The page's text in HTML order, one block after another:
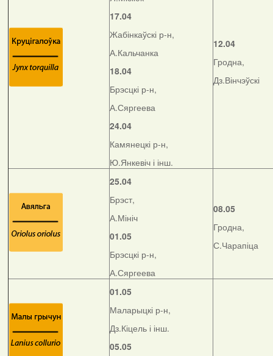
17.04
Жабінкаўскі р-н,
А.Кальчанка
18.04
Брэсцкі р-н,
А.Сяргеева
24.04
Камянецкі р-н,
Ю.Янкевіч і інш.
12.04
Гродна,
Дз.Вінчэўскі
25.04
Брэст,
А.Мініч
01.05
Брэсцкі р-н,
А.Сяргеева
08.05
Гродна,
С.Чарапіца
01.05
Маларыцкі р-н,
Дз.Кіцель і інш.
05.05